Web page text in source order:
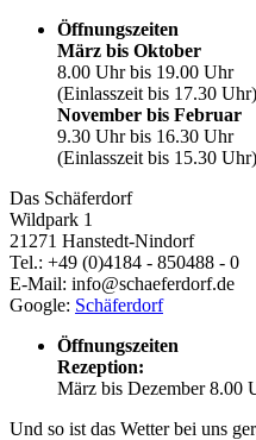
Öffnungszeiten
März bis Oktober
8.00 Uhr bis 19.00 Uhr
(Einlasszeit bis 17.30 Uhr)
November bis Februar
9.30 Uhr bis 16.30 Uhr
(Einlasszeit bis 15.30 Uhr)
Das Schäferdorf
Wildpark 1
21271 Hanstedt-Nindorf
Tel.: +49 (0)4184 - 850488 - 0
E-Mail: info@schaeferdorf.de
Google: Schäferdorf
Öffnungszeiten
Rezeption:
März bis Dezember 8.00
Und so ist das Wetter bei uns